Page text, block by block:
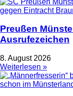
Preußen
Ausrufezeichen
8. August 2026
Weiterlesen »